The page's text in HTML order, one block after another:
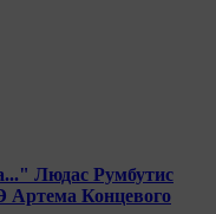
Людас Румбутис
Артема Концевого